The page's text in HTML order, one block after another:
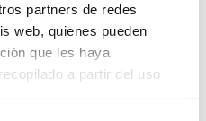
partners de redes
web, quienes pueden
que les haya
a partir del uso